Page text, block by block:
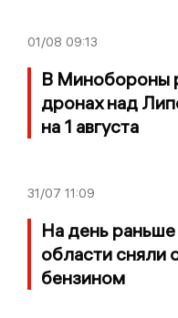
01/08 09:13
В Минобороны
дронах над
на 1 августа
31/07 11:09
На день
области сняли
бензином